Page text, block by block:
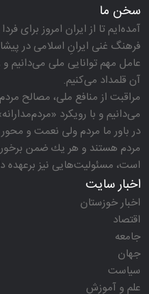
سخن ما
آمده‌ایم تا از ایران امروز برای
فرهنگ غنی ایرانِ اسلامی در
عامل مهم توانایی ملی می‌دانیم
آن قلمداد می‌كنیم.
مراقبت از منافع ملی، مصالح
می‌دانیم و با رویكرد
در باور ما مردم ولی نعمت و
مردم هستند و هر یك ضمن
است، مسئولیت‌هایی نیز برعهده
اخبار سایت
اخبار خوزستان
اقتصاد
جامعه
جهان
سیاست
علم و آموزش